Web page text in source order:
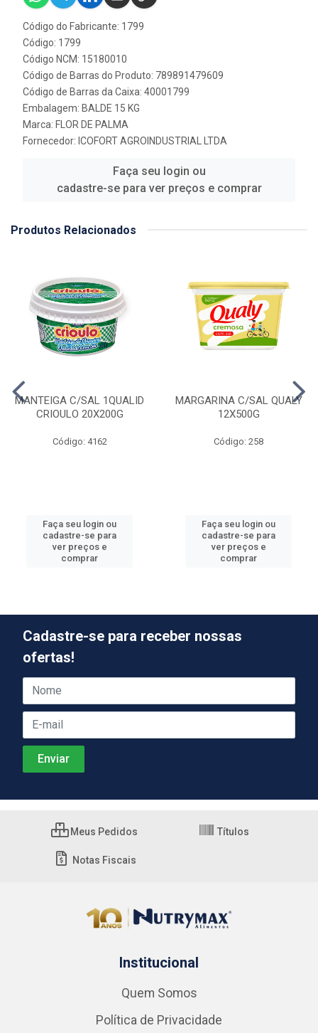
Código do Fabricante: 1799
Código: 1799
Código NCM: 15180010
Código de Barras do Produto: 789891479609
Código de Barras da Caixa: 40001799
Embalagem: BALDE 15 KG
Marca: FLOR DE PALMA
Fornecedor: ICOFORT AGROINDUSTRIAL LTDA
Faça seu login ou
cadastre-se para ver preços e comprar
Produtos Relacionados
MANTEIGA C/SAL 1QUALID
CRIOULO 20X200G
Código: 4162
Faça seu login ou
cadastre-se para
ver preços e
comprar
MARGARINA C/SAL QUALY
12X500G
Código: 258
Faça seu login ou
cadastre-se para
ver preços e
comprar
Cadastre-se para receber nossas
ofertas!
Meus Pedidos Títulos
Notas Fiscais
Institucional
Quem Somos
Política de Privacidade